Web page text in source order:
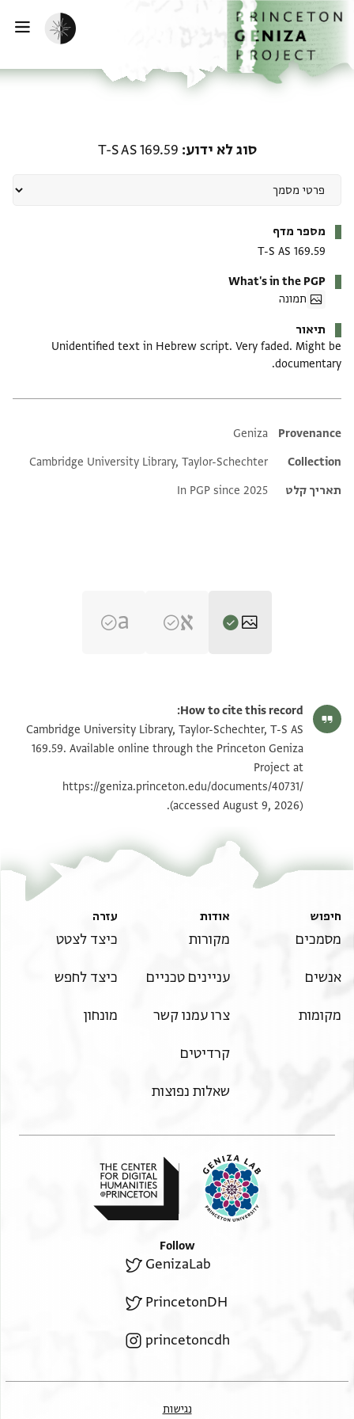
לתוכןהבית
הפעלת מצב כהה
סוג לא ידוע T-S AS 169.59
מספר מדף
T-S AS 169.59
What's in the PGP
תמונה
תיאור
Unidentified text in Hebrew script. Very faded. Might be
documentary.
Additional metadata
Provenance
Geniza
Collection
Cambridge University Library, Taylor-Schechter
תאריך קלט
In PGP since 2025
T-S AS 169.59 1v הגדל וסובב
תנאי היתר שימוש בתצלום
How to cite this record:
Cambridge University Library, Taylor-Schechter, T-S AS
169.59. Available online through the Princeton Geniza
Project at
https://geniza.princeton.edu/documents/40731/
(accessed August 9, 2026).
חיפוש
מסמכים
אנשים
מקומות
אודות
מקורות
עניינים טכניים
צרו עמנו קשר
קרדיטים
שאלות נפוצות
עזרה
כיצד לצטט
כיצד לחפש
מונחון
Follow
GenizaLab
PrincetonDH
princetoncdh
נגישות